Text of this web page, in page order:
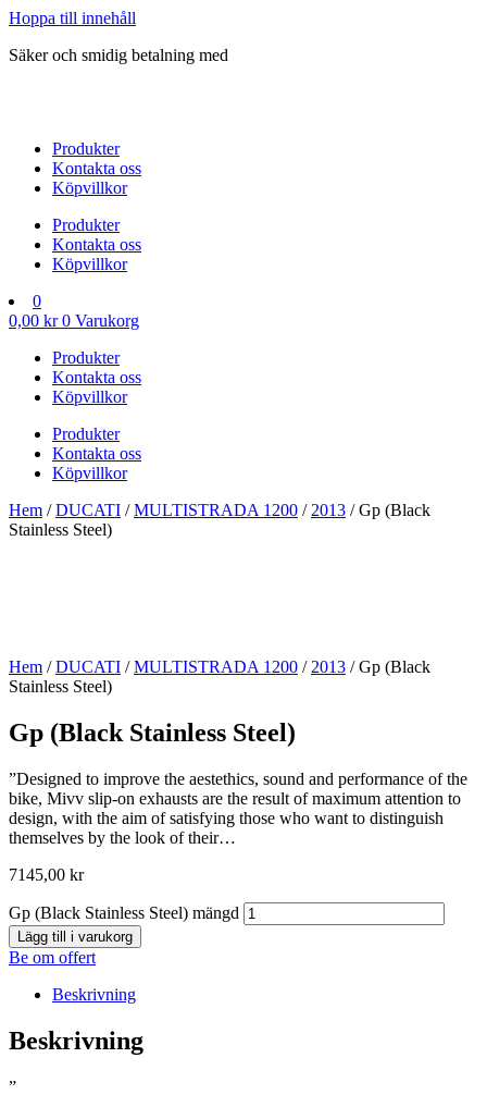
Hoppa till innehåll
Säker och smidig betalning med
Produkter
Kontakta oss
Köpvillkor
Produkter
Kontakta oss
Köpvillkor
0
0,00 kr 0 Varukorg
Produkter
Kontakta oss
Köpvillkor
Produkter
Kontakta oss
Köpvillkor
Hem /DUCATI /MULTISTRADA 1200 / 2013 / Gp (Black
Stainless Steel)
Hem /DUCATI /MULTISTRADA 1200 / 2013 / Gp (Black
Stainless Steel)
Gp (Black Stainless Steel)
”Designed to improve the aestethics, sound and performance of the
bike, Mivv slip-on exhausts are the result of maximum attention to
design, with the aim of satisfying those who want to distinguish
themselves by the look of their…
7145,00 kr
Gp (Black Stainless Steel) mängd
Lägg till i varukorg
Be om offert
Beskrivning
Beskrivning
”